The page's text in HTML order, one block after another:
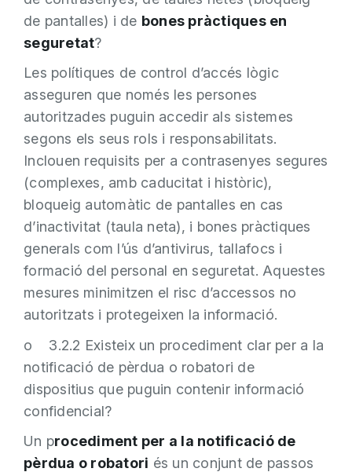
de pantalles) i de bones pràctiques en
seguretat?
Les polítiques de control d’accés lògic
asseguren que només les persones
autoritzades puguin accedir als sistemes
segons els seus rols i responsabilitats.
Inclouen requisits per a contrasenyes segures
(complexes, amb caducitat i històric),
bloqueig automàtic de pantalles en cas
d’inactivitat (taula neta), i bones pràctiques
generals com l’ús d’antivirus, tallafocs i
formació del personal en seguretat. Aquestes
mesures minimitzen el risc d’accessos no
autoritzats i protegeixen la informació.
o 3.2.2 Existeix un procediment clar per a la
notificació de pèrdua o robatori de
dispositius que puguin contenir informació
confidencial?
Un procediment per a la notificació de
pèrdua o robatori és un conjunt de passos